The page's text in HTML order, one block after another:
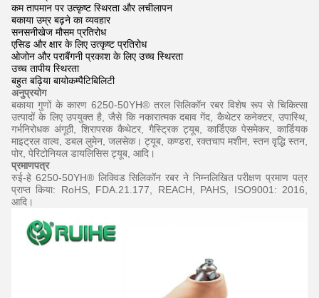
कम तापमान पर उत्कृष्ट स्थिरता और लचीलापन
बकाया उम्र बढ़ने का व्यवहार
सनसनीखेज मौसम प्रतिरोध
एसिड और क्षार के लिए उत्कृष्ट प्रतिरोध
ओजोन और पराबैंगनी प्रकाश के लिए उच्च स्थिरता
उच्च तापीय स्थिरता
बहुत बढ़िया बायोकम्पैटिबिलिटी
अनुप्रयोग
बकाया गुणों के कारण 6250-50YH® तरल सिलिकॉन रबर विशेष रूप से चिकित्सा
उत्पादों के लिए उपयुक्त है, जैसे कि नकारात्मक दबाव गेंद, कैथेटर कनेक्टर, उपास्थि,
गर्भनिरोधक अंगूठी, शिरापरक कैथेटर, गैस्ट्रिक ट्यूब, कार्डिएक पेसमेकर, कार्डियक
माइट्रल वाल्व, डबल लुमेन, जलसेक। ट्यूब, कण्डरा, रक्तचाप मशीन, स्तन वृद्धि स्तन,
पोर, पेरिटोनियल डायलिसिस ट्यूब, आदि।
प्रमाणपत्र
रुई-हे 6250-50YH® लिक्विड सिलिकॉन रबर ने निम्नलिखित परीक्षण प्रमाण पत्र
प्राप्त किया: RoHS, FDA.21.177, REACH, PAHS, ISO9001: 2016,
आदि।